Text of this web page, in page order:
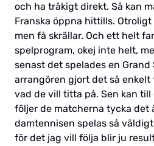
och ha tråkigt direkt. Så kan
Franska öppna hittills.
men få skrällar. Och ett helt
spelprogram, okej inte helt,
senast det spelades en
arrangören gjort det så
vad de vill titta på. Sen kan
följer de matcherna tycka det
damtennisen spelas så
för det jag vill följa blir ju